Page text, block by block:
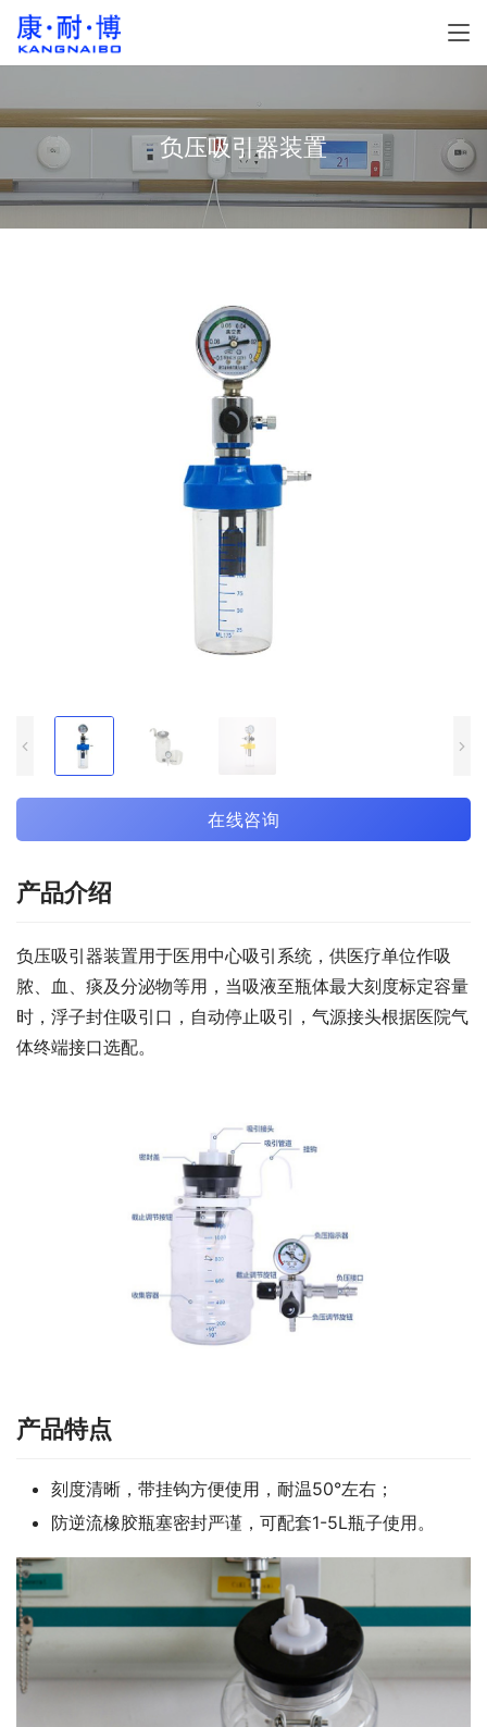
负压吸引器装置
在线咨询
产品介绍
负压吸引器装置用于医用中心吸引系统，供医疗单位作吸
脓、血、痰及分泌物等用，当吸液至瓶体最大刻度标定容量
时，浮子封住吸引口，自动停止吸引，气源接头根据医院气
体终端接口选配。
产品特点
刻度清晰，带挂钩方便使用，耐温50°左右；
防逆流橡胶瓶塞密封严谨，可配套1-5L瓶子使用。